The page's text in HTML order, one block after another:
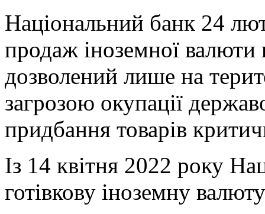
Національний банк 24
продаж іноземної
дозволений лише на
загрозою окупації
придбання товарів
Із 14 квітня 2022 року
готівкову іноземну